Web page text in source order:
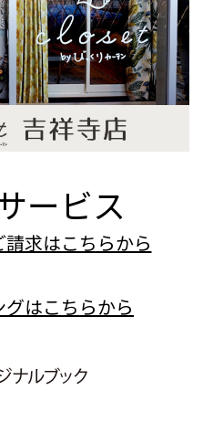
ービス